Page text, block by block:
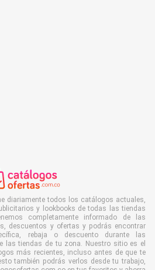
diariamente todos los catálogos actuales,
y lookbooks de todas las tiendas
completamente informado de las
descuentos y ofertas y podrás encontrar
rebaja o descuento durante las
las tiendas de tu zona. Nuestro sitio es el
más recientes, incluso antes de que te
también podrás verlos desde tu trabajo,